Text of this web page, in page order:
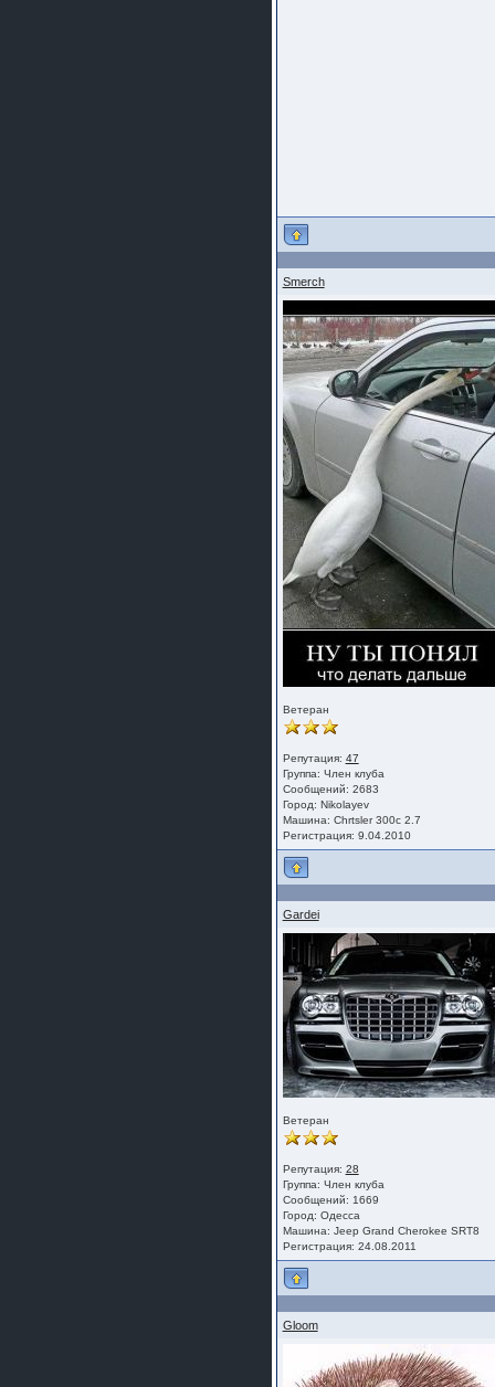
Smerch
Ветеран
Репутация: 47
Группа: Член клуба
Сообщений: 2683
Город: Nikolayev
Машина: Chrtsler 300c 2.7
Регистрация: 9.04.2010
Gardei
Ветеран
Репутация: 28
Группа: Член клуба
Сообщений: 1669
Город: Одесса
Машина: Jeep Grand Cherokee SRT8
Регистрация: 24.08.2011
Gloom